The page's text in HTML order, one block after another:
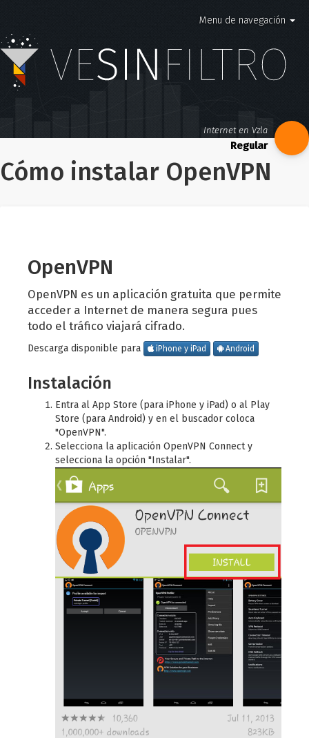
Internet en Vzla
Menu de navegación
Cómo instalar OpenVPN
OpenVPN
OpenVPN es un aplicación gratuita que permite
acceder a Internet de manera segura pues
todo el tráfico viajará cifrado.
Descarga disponible para iPhone y iPad Android
Instalación
Entra al App Store (para iPhone y iPad) o al Play
Store (para Android) y en el buscador coloca
"OpenVPN".
Selecciona la aplicación OpenVPN Connect y
selecciona la opción "Instalar".